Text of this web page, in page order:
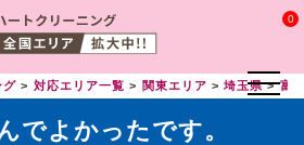
0
グ 対応エリア一覧 関東エリア 埼玉県 富
でよかったです。